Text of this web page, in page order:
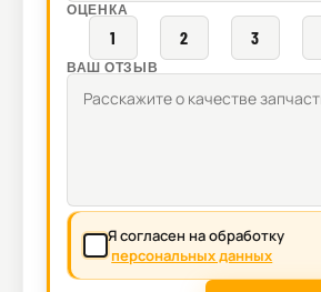
ОЦЕНКА
1 2 3
ВАШ ОТЗЫВ
Я согласен на обработку
персональных данных